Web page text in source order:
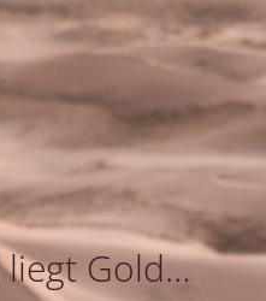
liegt Gold…